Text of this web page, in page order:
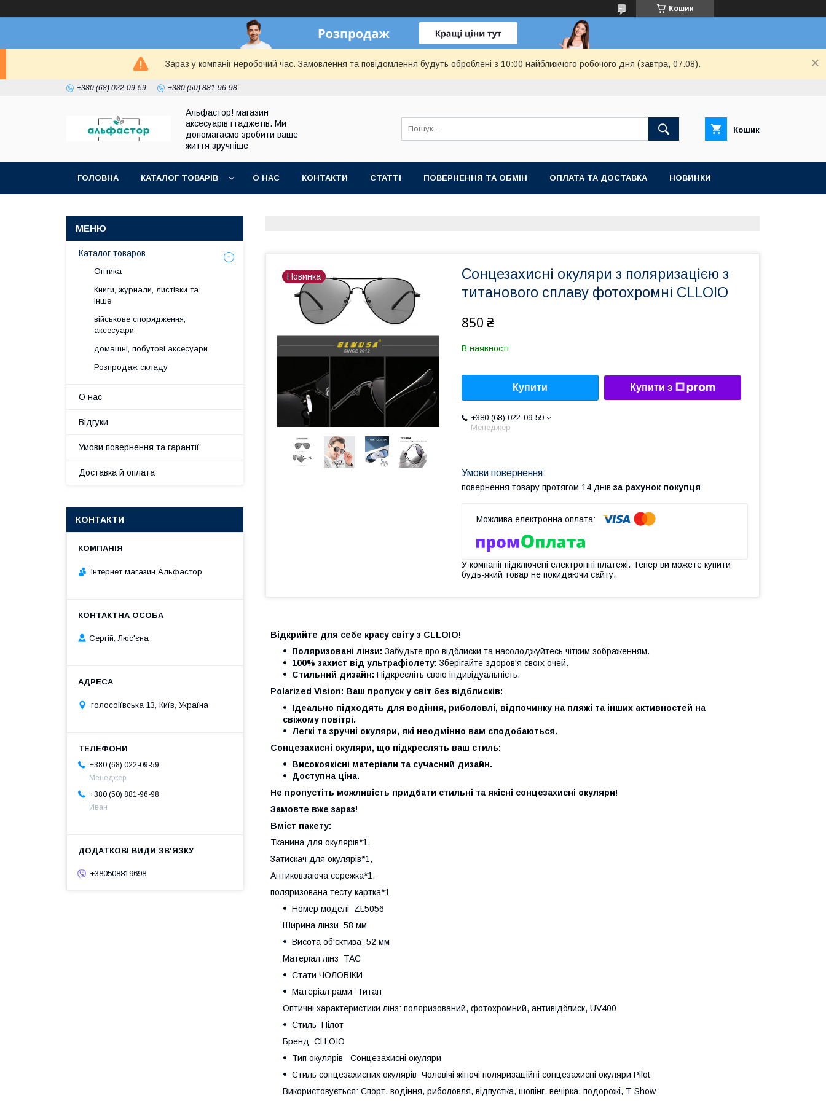
Кошик
Зараз у компанії неробочий час. Замовлення та повідомлення будуть оброблені з 10:00 найближчого робочого дня (завтра, 07.08).
+380 (68) 022-09-59 +380 (50) 881-96-98
Альфастор! магазин
аксесуарів і гаджетів. Ми
допомагаємо зробити ваше
життя зручніше
Кошик
ГОЛОВНА КАТАЛОГ ТОВАРІВ О НАС КОНТАКТИ СТАТТІ ПОВЕРНЕННЯ ТА ОБМІН ОПЛАТА ТА ДОСТАВКА НОВИНКИ
Новинка
Сонцезахисні окуляри з поляризацією з
титанового сплаву фотохромні CLLOIO
850 ₴
В наявності
Купити Купити з
+380 (68) 022-09-59
Менеджер
повернення товару протягом 14 днів за рахунок покупця
У компанії підключені електронні платежі. Тепер ви можете купити
будь-який товар не покидаючи сайту.
Відкрийте для себе красу світу з CLLOIO!
Поляризовані лінзи: Забудьте про відблиски та насолоджуйтесь чітким зображенням.
100% захист від ультрафіолету: Зберігайте здоров'я своїх очей.
Стильний дизайн: Підкресліть свою індивідуальність.
Polarized Vision: Ваш пропуск у світ без відблисків:
Ідеально підходять для водіння, риболовлі, відпочинку на пляжі та інших активностей на
свіжому повітрі.
Легкі та зручні окуляри, які неодмінно вам сподобаються.
Сонцезахисні окуляри, що підкреслять ваш стиль:
Високоякісні матеріали та сучасний дизайн.
Доступна ціна.
Не пропустіть можливість придбати стильні та якісні сонцезахисні окуляри!
Замовте вже зараз!
Вміст пакету:
Тканина для окулярів*1,
Затискач для окулярів*1,
Антиковзаюча сережка*1,
поляризована тесту картка*1
Номер моделі ZL5056
Ширина лінзи 58 мм
Висота об'єктива 52 мм
Матеріал лінз TAC
Стати ЧОЛОВІКИ
Матеріал рами Титан
Оптичні характеристики лінз: поляризований, фотохромний, антивідблиск, UV400
Стиль Пілот
Бренд CLLOIO
Тип окулярів Сонцезахисні окуляри
Стиль сонцезахисних окулярів Чоловічі жіночі поляризаційні сонцезахисні окуляри Pilot
Використовується: Спорт, водіння, риболовля, відпустка, шопінг, вечірка, подорожі, T Show
Каталог товаров
Оптика
Книги, журнали, листівки та
інше
військове спорядження,
аксесуари
домашні, побутові аксесуари
Розпродаж складу
О нас
Відгуки
Умови повернення та гарантії
Доставка й оплата
КОНТАКТИ
Інтернет магазин Альфастор
Сергій, Люс'єна
голосоіївська 13, Київ, Україна
+380 (68) 022-09-59
Менеджер
+380 (50) 881-96-98
Иван
+380508819698